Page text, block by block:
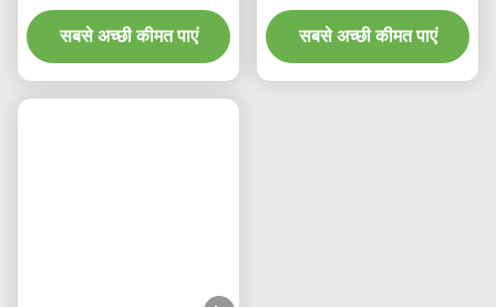
मुक्त पारदर्शी पीवीसी पांच साल
की गुणवत्ता गारंटी के लिए
सबसे अच्छी कीमत पाएं
एंडोट्रैचियल ट्यूब
सबसे अच्छी कीमत पाएं